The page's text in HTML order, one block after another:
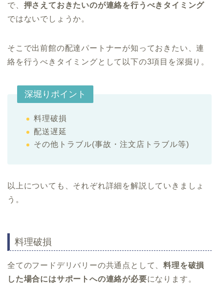
で、 押さえておきたいのが連絡を行うべきタイミング
ではないでしょうか。
そこで出前館の配達パートナーが知っておきたい、連
絡を行うべきタイミングとして以下の3項目を深掘り。
深堀りポイント
料理破損
配送遅延
その他トラブル(事故・注文店トラブル等)
以上についても、それぞれ詳細を解説していきましょ
う。
料理破損
全てのフードデリバリーの共通点として、料理を破損
した場合にはサポートへの連絡が必要になります。